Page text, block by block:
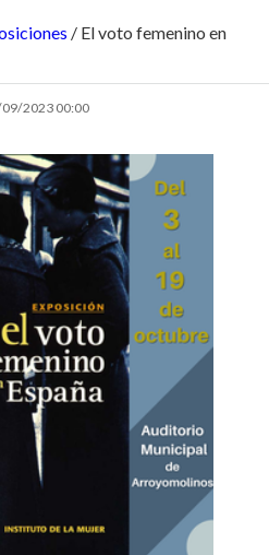
/ El voto femenino en
2023 00:00